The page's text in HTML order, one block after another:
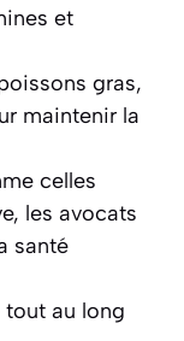
et
gras,
maintenir la
celles
les avocats
santé
au long